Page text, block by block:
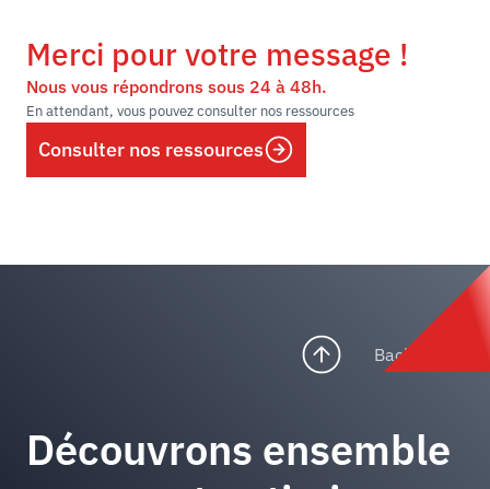
Merci pour votre message !
Nous vous répondrons sous 24 à 48h.
En attendant, vous pouvez consulter nos ressources
Consulter nos ressources
Découvrons ensemble
Back to top